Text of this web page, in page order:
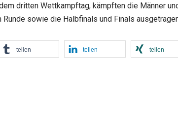
dritten Wettkampftag, kämpften die Männer
sowie die Halbfinals und Finals
teilen teilen teilen